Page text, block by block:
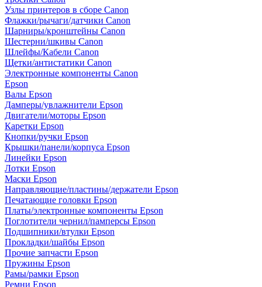
Узлы принтеров в сборе Canon
Флажки/рычаги/датчики Canon
Шарниры/кронштейны Canon
Шестерни/шкивы Canon
Шлейфы/Кабели Canon
Щетки/антистатики Canon
Электронные компоненты Canon
Epson
Валы Epson
Дамперы/увлажнители Epson
Двигатели/моторы Epson
Каретки Epson
Кнопки/ручки Epson
Крышки/панели/корпуса Epson
Линейки Epson
Лотки Epson
Маски Epson
Направляющие/пластины/держатели Epson
Печатающие головки Epson
Платы/электронные компоненты Epson
Поглотители чернил/памперсы Epson
Подшипники/втулки Epson
Прокладки/шайбы Epson
Прочие запчасти Epson
Пружины Epson
Рамы/рамки Epson
Ремни Epson